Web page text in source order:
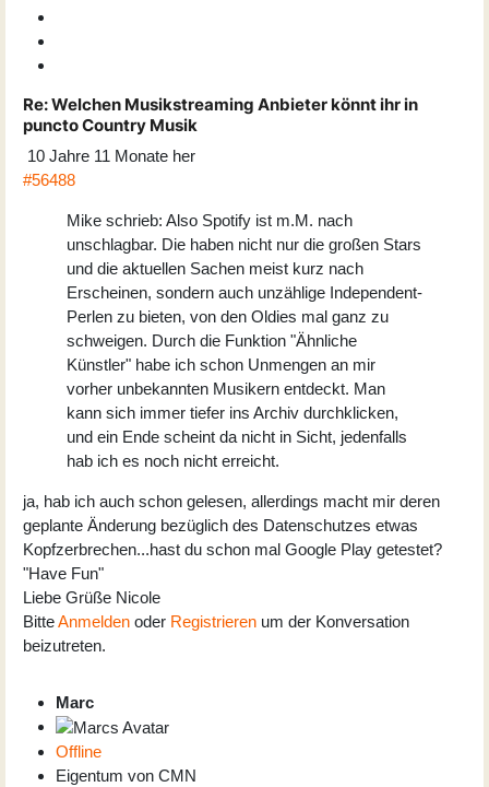
Re:Welchen Musikstreaming Anbieter könnt ihr in
puncto Country Musik
10 Jahre 11 Monate her
#56488
Mike schrieb: Also Spotify ist m.M. nach
unschlagbar. Die haben nicht nur die großen Stars
und die aktuellen Sachen meist kurz nach
Erscheinen, sondern auch unzählige Independent-
Perlen zu bieten, von den Oldies mal ganz zu
schweigen. Durch die Funktion "Ähnliche
Künstler" habe ich schon Unmengen an mir
vorher unbekannten Musikern entdeckt. Man
kann sich immer tiefer ins Archiv durchklicken,
und ein Ende scheint da nicht in Sicht, jedenfalls
hab ich es noch nicht erreicht.
ja, hab ich auch schon gelesen, allerdings macht mir deren
geplante Änderung bezüglich des Datenschutzes etwas
Kopfzerbrechen...hast du schon mal Google Play getestet?
"Have Fun"
Liebe Grüße Nicole
BitteAnmelden oder Registrieren um der Konversation
beizutreten.
Marc
Offline
Eigentum von CMN